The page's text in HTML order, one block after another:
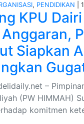
, PENDIDIKAN |
KPU
Siapkan
–
(PW HIMMAH)
komitmen